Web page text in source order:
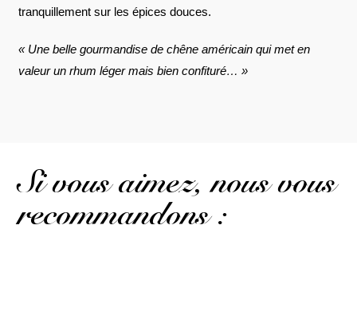
tranquillement sur les épices douces.
« Une belle gourmandise de chêne américain qui met en
valeur un rhum léger mais bien confituré… »
Si vous aimez, nous vous
recommandons :